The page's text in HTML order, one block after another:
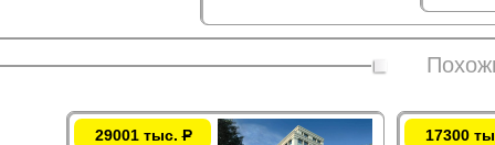
29001 тыс.Р 17300